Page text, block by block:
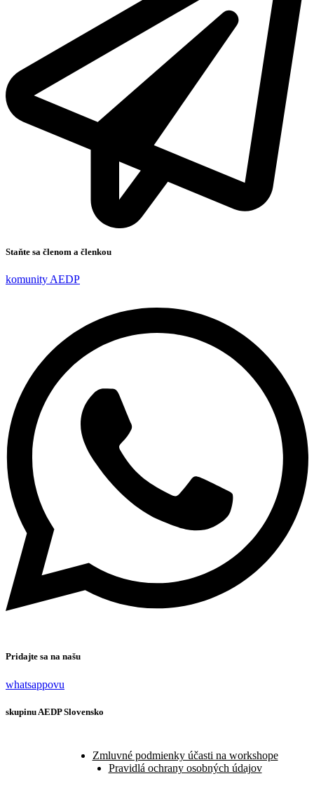
Staňte sa členom a členkou
komunity AEDP
Pridajte sa na našu
whatsappovu
skupinu AEDP Slovensko
Zmluvné podmienky účasti na workshope
Pravidlá ochrany osobných údajov